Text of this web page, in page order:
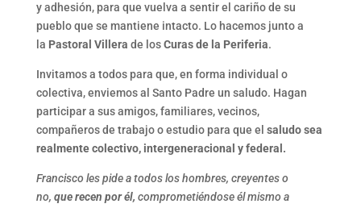
y adhesión, para que vuelva a sentir el cariño de su
pueblo que se mantiene intacto. Lo hacemos junto a
la Pastoral Villera de losCuras de la Periferia.
Invitamos a todos para que, en forma individual o
colectiva, enviemos al Santo Padre un saludo. Hagan
participar a sus amigos, familiares, vecinos,
compañeros de trabajo o estudio para que el saludo sea
realmente colectivo, intergeneracional y federal.
Francisco les pide a todos los hombres, creyentes o
no, que recen por él, comprometiéndose él mismo a